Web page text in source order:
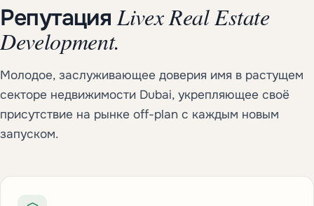
РепутацияLivex Real Estate
Development.
Молодое, заслуживающее доверия имя в растущем
секторе недвижимости Dubai, укрепляющее своё
присутствие на рынке off-plan с каждым новым
запуском.